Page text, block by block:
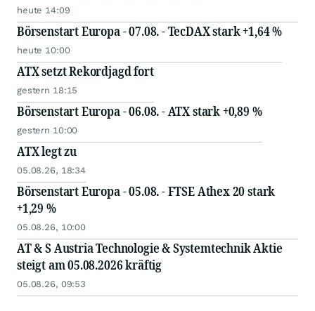
heute 14:09
Börsenstart Europa - 07.08. - TecDAX stark +1,64 %
heute 10:00
ATX setzt Rekordjagd fort
gestern 18:15
Börsenstart Europa - 06.08. - ATX stark +0,89 %
gestern 10:00
ATX legt zu
05.08.26, 18:34
Börsenstart Europa - 05.08. - FTSE Athex 20 stark
+1,29 %
05.08.26, 10:00
AT & S Austria Technologie & Systemtechnik Aktie
steigt am 05.08.2026 kräftig
05.08.26, 09:53